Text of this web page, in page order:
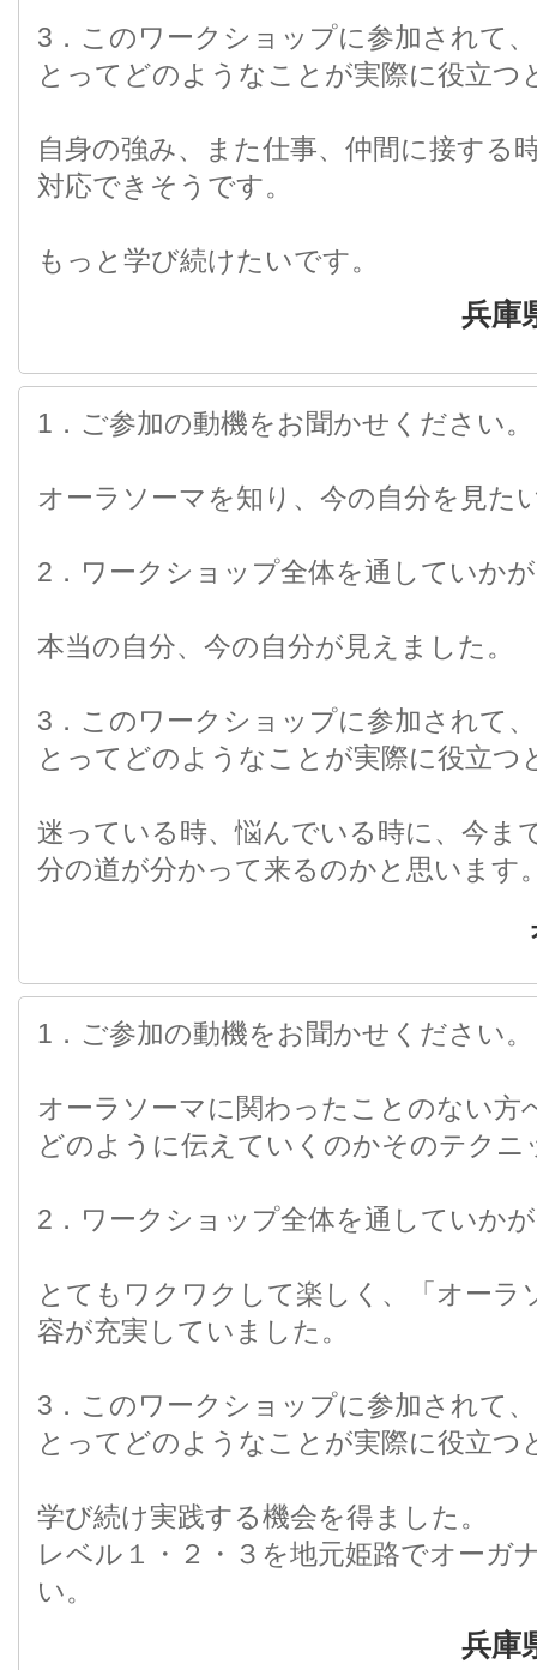
3．このワークショップに参加されて
とってどのようなことが実際に役立つ
自身の強み、また仕事、仲間に接する
対応できそうです。
もっと学び続けたいです。
兵庫
1．ご参加の動機をお聞かせください。
オーラソーマを知り、今の自分を見た
2．ワークショップ全体を通していか
本当の自分、今の自分が見えました。
3．このワークショップに参加されて
とってどのようなことが実際に役立つ
迷っている時、悩んでいる時に、今ま
分の道が分かって来るのかと思います
1．ご参加の動機をお聞かせください。
オーラソーマに関わったことのない方
どのように伝えていくのかそのテクニ
2．ワークショップ全体を通していか
とてもワクワクして楽しく、「オーラ
容が充実していました。
3．このワークショップに参加されて
とってどのようなことが実際に役立つ
学び続け実践する機会を得ました。
レベル１・２・３を地元姫路でオーガ
い。
兵庫